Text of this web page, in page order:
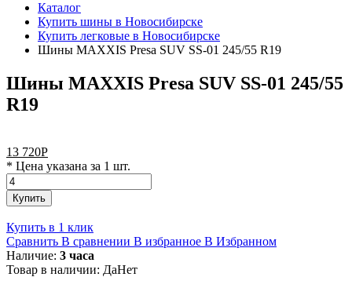
Каталог
Купить шины в Новосибирске
Купить легковые в Новосибирске
Шины MAXXIS Presa SUV SS-01 245/55 R19
Шины MAXXIS Presa SUV SS-01 245/55
R19
13 720Р
* Цена указана за 1 шт.
Купить
Купить в 1 клик
Сравнить В сравнении В избранное В Избранном
Наличие: 3 часа
Товар в наличии: ДаНет